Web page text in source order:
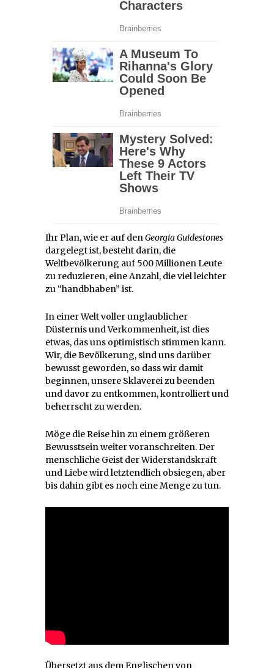
Ihr Plan, wie er auf denGeorgia Guidestones
dargelegt ist, besteht darin, die
Weltbevölkerung auf 500 Millionen Leute
zu reduzieren, eine Anzahl, die viel leichter
zu “handbhaben” ist.
In einer Welt voller unglaublicher
Düsternis und Verkommenheit, ist dies
etwas, das uns optimistisch stimmen kann.
Wir, die Bevölkerung, sind uns darüber
bewusst geworden, so dass wir damit
beginnen, unsere Sklaverei zu beenden
und davor zu entkommen, kontrolliert und
beherrscht zu werden.
Möge die Reise hin zu einem größeren
Bewusstsein weiter voranschreiten. Der
menschliche Geist der Widerstandskraft
und Liebe wird letztendlich obsiegen, aber
bis dahin gibt es noch eine Menge zu tun.
Übersetzt aus dem Englischen von